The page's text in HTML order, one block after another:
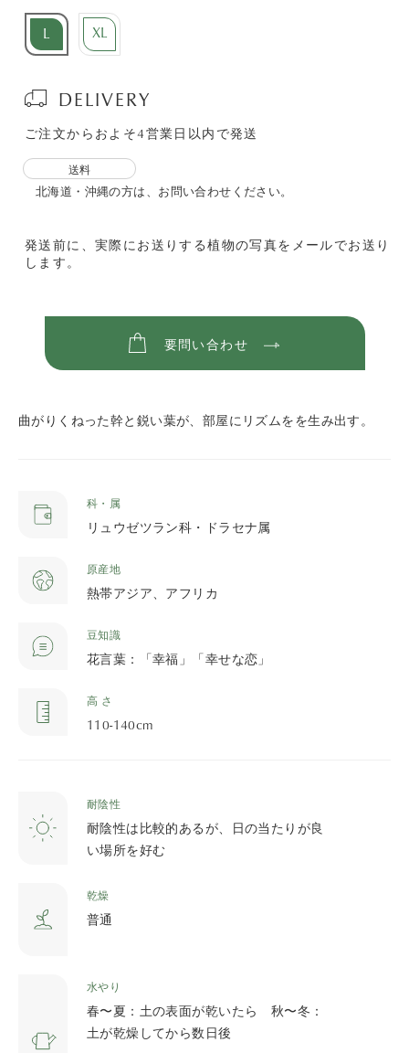
L XL
DELIVERY
ご注文からおよそ4営業日以内で発送
送料
北海道・沖縄の方は、お問い合わせください。
発送前に、実際にお送りする植物の写真をメールでお送り
します。
要問い合わせ
曲がりくねった幹と鋭い葉が、部屋にリズムをを生み出す。
科・属
リュウゼツラン科・ドラセナ属
原産地
熱帯アジア、アフリカ
豆知識
花言葉：「幸福」「幸せな恋」
高 さ
110-140cm
耐陰性
耐陰性は比較的あるが、日の当たりが良
い場所を好む
乾燥
普通
水やり
春〜夏：土の表面が乾いたら 秋〜冬：
土が乾燥してから数日後